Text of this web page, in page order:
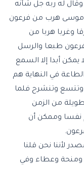
له ربه جل شأنه
موسى هرب من فرعون
وغربا هربا من
طبعا والرسل
يمكن أبدا إلا السمع
في النهاية هم
وتنشرح فلما
من الزمن
وممكن أن
لأننا نحن قلنا
ومنحة وعطاء وفي